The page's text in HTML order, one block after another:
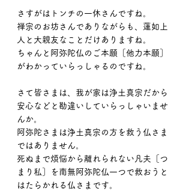
さすがはトンチの一休さんですね。
禅宗のお坊さんでありながらも、蓮如上
人と大親友なことだけありますね。
ちゃんと阿弥陀仏のご本願［他力本願］
がわかっていらっしゃるのですね。
さて皆さまは、我が家は浄土真宗だから
安心などと勘違いしていらっしゃいませ
んか。
阿弥陀さまは浄土真宗の方を救う仏さま
ではありません。
死ぬまで煩悩から離れられない凡夫［つ
まり私］を南無阿弥陀仏一つで救おうと
はたらかれる仏さまです。